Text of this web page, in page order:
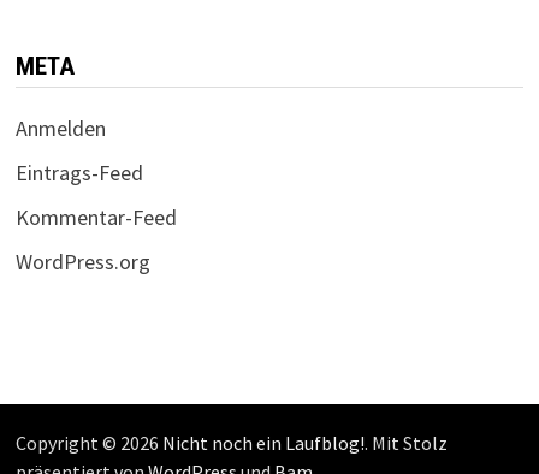
META
Anmelden
Eintrags-Feed
Kommentar-Feed
WordPress.org
Copyright © 2026 Nicht noch ein Laufblog!. Mit Stolz